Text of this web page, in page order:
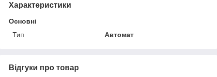
Характеристики
Основні
Тип
Автомат
Відгуки про товар